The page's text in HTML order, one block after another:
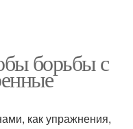
борьбы с
как упражнения,